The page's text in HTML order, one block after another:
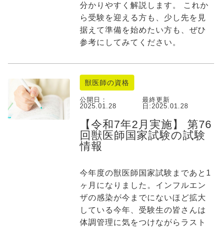
分かりやすく解説します。 これか
ら受験を迎える方も、少し先を見
据えて準備を始めたい方も、ぜひ
参考にしてみてください。
獣医師の資格
公開日：
2025.01.28
最終更新
日:2025.01.28
【令和7年2月実施】 第76
回獣医師国家試験の試験
情報
今年度の獣医師国家試験まであと1
ヶ月になりました。インフルエン
ザの感染が今までにないほど拡大
している今年、受験生の皆さんは
体調管理に気をつけながらラスト